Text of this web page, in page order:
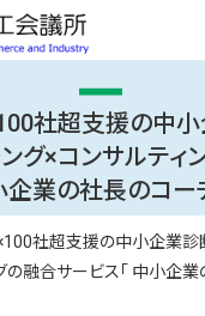
社超支援の中
グ×コンサルティ
企業の社長のコー
社超支援の中小企業診
の融合サービス「 中小企業